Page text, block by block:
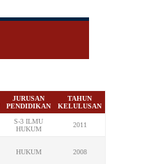
JURUSAN
PENDIDIKAN
TAHUN
KELULUSAN
S-3 ILMU
HUKUM
2011
HUKUM 2008